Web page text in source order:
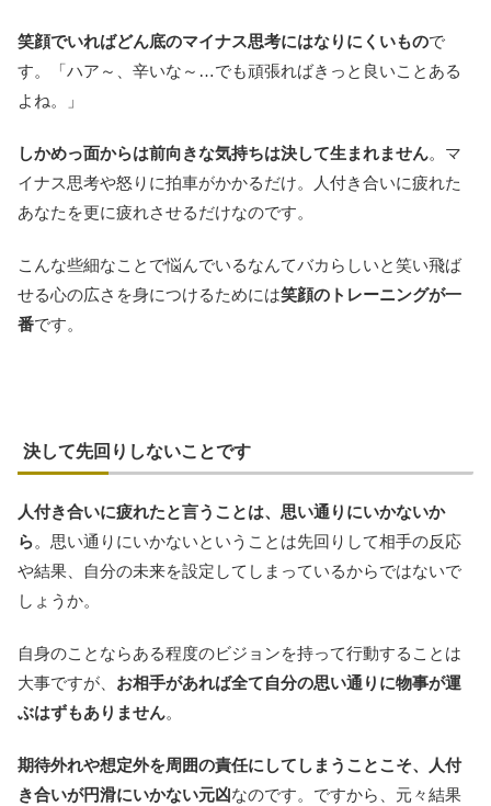
笑顔でいればどん底のマイナス思考にはなりにくいもので
す。「ハア～、辛いな～…でも頑張ればきっと良いことある
よね。」
しかめっ面からは前向きな気持ちは決して生まれません。マ
イナス思考や怒りに拍車がかかるだけ。人付き合いに疲れた
あなたを更に疲れさせるだけなのです。
こんな些細なことで悩んでいるなんてバカらしいと笑い飛ば
せる心の広さを身につけるためには笑顔のトレーニングが一
番です。
決して先回りしないことです
人付き合いに疲れたと言うことは、思い通りにいかないか
ら。思い通りにいかないということは先回りして相手の反応
や結果、自分の未来を設定してしまっているからではないで
しょうか。
自身のことならある程度のビジョンを持って行動することは
大事ですが、 お相手があれば全て自分の思い通りに物事が運
ぶはずもありません。
期待外れや想定外を周囲の責任にしてしまうことこそ、人付
き合いが円滑にいかない元凶なのです。ですから、元々結果